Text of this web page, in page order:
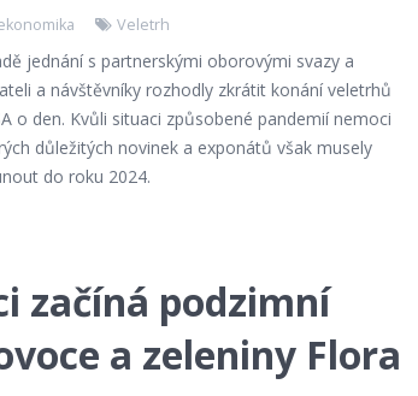
Veletrh
jednání s partnerskými oborovými svazy a
a návštěvníky rozhodly zkrátit konání veletrhů
o den. Kvůli situaci způsobené pandemií nemoci
důležitých novinek a exponátů však musely
do roku 2024.
začíná podzimní
a zeleniny Flora